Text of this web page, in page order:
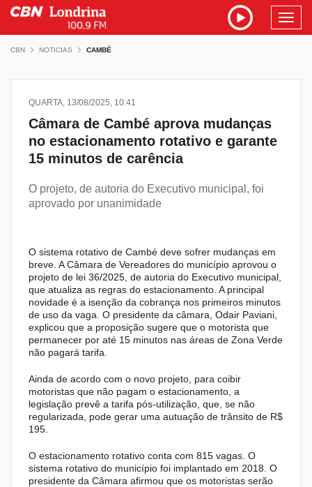
CBN NOTICIAS CAMBÉ
QUARTA, 13/08/2025, 10:41
Câmara de Cambé aprova mudanças
no estacionamento rotativo e garante
15 minutos de carência
O projeto, de autoria do Executivo municipal, foi
aprovado por unanimidade
O sistema rotativo de Cambé deve sofrer mudanças em
breve. A Câmara de Vereadores do município aprovou o
projeto de lei 36/2025, de autoria do Executivo municipal,
que atualiza as regras do estacionamento. A principal
novidade é a isenção da cobrança nos primeiros minutos
de uso da vaga. O presidente da câmara, Odair Paviani,
explicou que a proposição sugere que o motorista que
permanecer por até 15 minutos nas áreas de Zona Verde
não pagará tarifa.
Ainda de acordo com o novo projeto, para coibir
motoristas que não pagam o estacionamento, a
legislação prevê a tarifa pós-utilização, que, se não
regularizada, pode gerar uma autuação de trânsito de R$
195.
O estacionamento rotativo conta com 815 vagas. O
sistema rotativo do município foi implantado em 2018. O
presidente da Câmara afirmou que os motoristas serão